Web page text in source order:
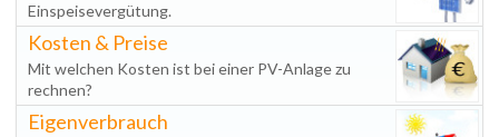
Einspeisevergütung.
Kosten & Preise
Mit welchen Kosten ist bei einer PV-Anlage zu
rechnen?
Eigenverbrauch